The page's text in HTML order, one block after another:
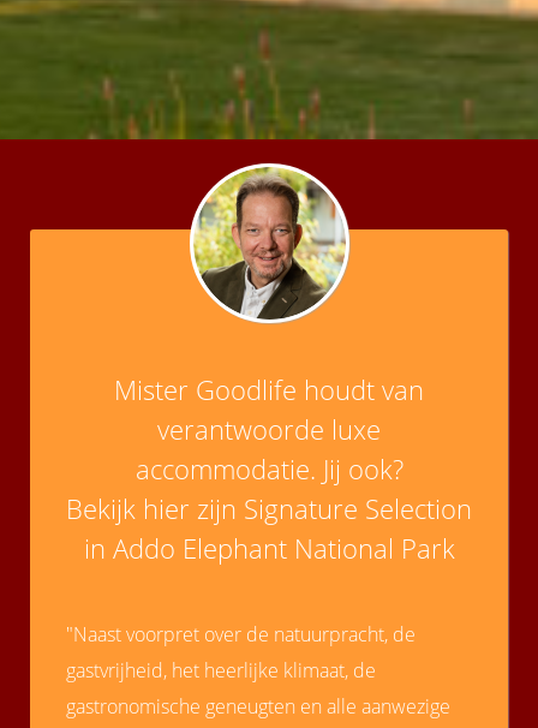
Mister Goodlife houdt van
verantwoorde luxe
accommodatie. Jij ook?
Bekijk hier zijn Signature Selection
in Addo Elephant National Park
"Naast voorpret over de natuurpracht, de
gastvrijheid, het heerlijke klimaat, de
gastronomische geneugten en alle aanwezige
kan de
gebruikt